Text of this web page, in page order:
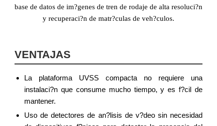
base de datos de im?genes de tren de rodaje de alta resoluci?n
y recuperaci?n de matr?culas de veh?culos.
VENTAJAS
La plataforma UVSS compacta no requiere una
instalaci?n que consume mucho tiempo, y es f?cil de
mantener.
Uso de detectores de an?lisis de v?deo sin necesidad